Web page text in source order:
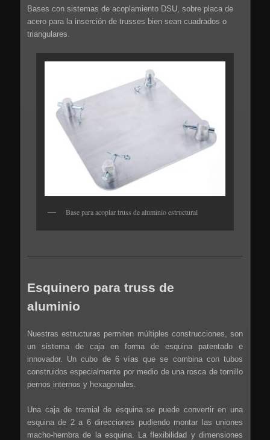
Bases con sistemas de acoplamiento DSU, sobre placa de
acero para la inserción de trusses bien sean cuadrados o
triangulares.
Base para acoplar truss de aluminio estructural
Esquinero para truss de
aluminio
Nuestras estructuras permiten múltiples construcciones, son
un sistema de caja en forma de esquina patentado e
innovador. Un cubo de 6 vías que se combina con tubos
construidos especialmente por medio de una rosca de tornillo
pernos internos y hexagonales.
Una caja de tramial de esquina se puede convertir en una
esquina de 2 a 6 direcciones pudiendo montar las uniones
macho-hembra de la esquina. La flexibilidad y dimensiones